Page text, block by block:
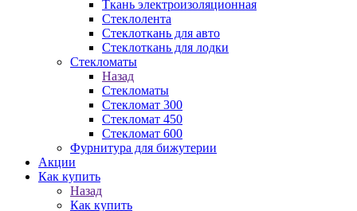
Ткань электроизоляционная
Стеклолента
Стеклоткань для авто
Стеклоткань для лодки
Стекломаты
Назад
Стекломаты
Стекломат 300
Стекломат 450
Стекломат 600
Фурнитура для бижутерии
Акции
Как купить
Назад
Как купить